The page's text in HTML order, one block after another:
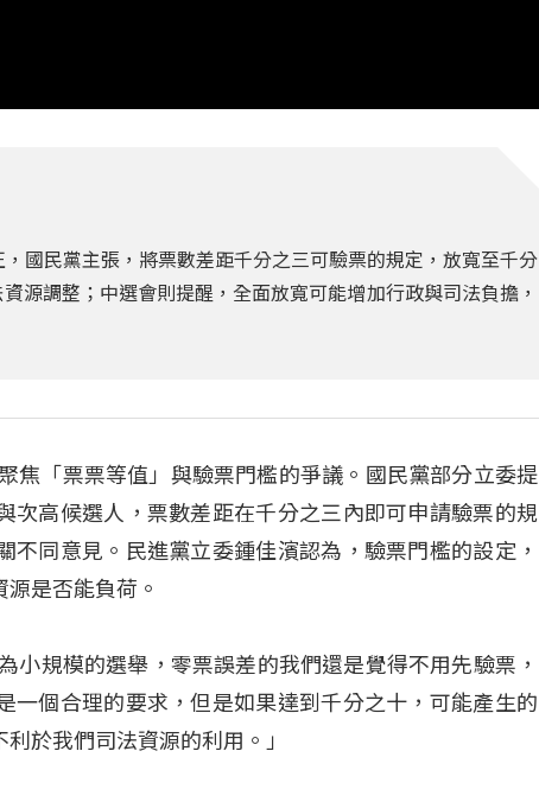
國民黨主張，將票數差距千分之三可驗票的規定，放寬至千分
源調整；中選會則提醒，全面放寬可能增加行政與司法負擔，
焦「票票等值」與驗票門檻的爭議。國民黨部分立委提
次高候選人，票數差距在千分之三內即可申請驗票的規
同意見。民進黨立委鍾佳濱認為，驗票門檻的設定，
是否能負荷。
小規模的選舉，零票誤差的我們還是覺得不用先驗票，
一個合理的要求，但是如果達到千分之十，可能產生的
於我們司法資源的利用。」